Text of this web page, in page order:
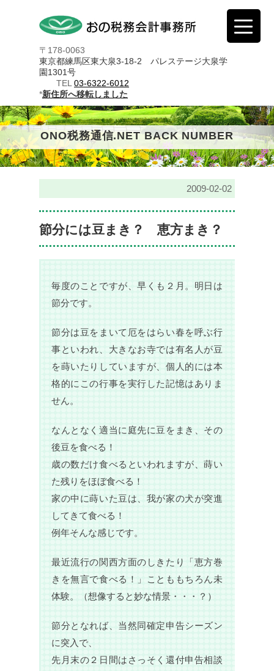
〒178-0063
東京都練馬区東大泉3-18-2 パレステージ大泉学
園1301号
TEL 03-6322-6012
*新住所へ移転しました
ONO税務通信.NET BACK NUMBER
2009-02-02
節分には豆まき？ 恵方まき？
毎度のことですが、早くも２月。明日は
節分です。
節分は豆をまいて厄をはらい春を呼ぶ行
事といわれ、大きなお寺では有名人が豆
を蒔いたりしていますが、個人的には本
格的にこの行事を実行した記憶はありま
せん。
なんとなく適当に庭先に豆をまき、その
後豆を食べる！
歳の数だけ食べるといわれますが、蒔い
た残りをほぼ食べる！
家の中に蒔いた豆は、我が家の犬が突進
してきて食べる！
例年そんな感じです。
最近流行の関西方面のしきたり「恵方巻
きを無言で食べる！」ことももちろん未
体験。（想像すると妙な情景・・・？）
節分となれば、当然同確定申告シーズン
に突入で、
先月末の２日間はさっそく還付申告相談